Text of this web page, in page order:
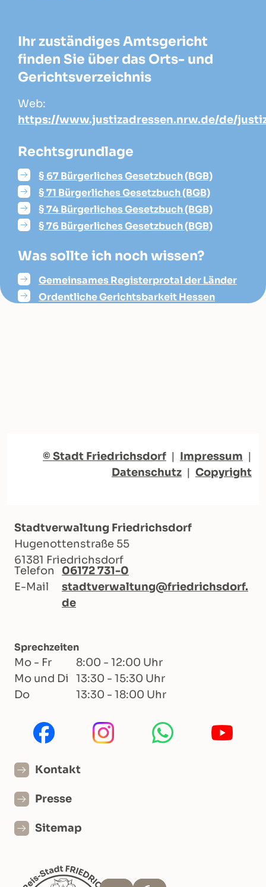
Ihr zuständiges Amtsgericht
finden Sie über das Orts- und
Gerichtsverzeichnis
Web:
https://www.justizadressen.nrw.de/de/
Rechtsgrundlage
§ 67 Bürgerliches Gesetzbuch (BGB)
§ 71 Bürgerliches Gesetzbuch (BGB)
§ 74 Bürgerliches Gesetzbuch (BGB)
§ 76 Bürgerliches Gesetzbuch (BGB)
Was sollte ich noch wissen?
Gemeinsames Registerprotal der Länder
Ordentliche Gerichtsbarkeit Hessen
© Stadt Friedrichsdorf | Impressum |
Datenschutz | Copyright
Stadtverwaltung Friedrichsdorf
Hugenottenstraße 55
61381 Friedrichsdorf
Telefon
06172 731-0
E-Mail
stadtverwaltung@friedrichsdorf.
de
Sprechzeiten
Mo - Fr
8:00 - 12:00 Uhr
Mo und Di
13:30 - 15:30 Uhr
Do
13:30 - 18:00 Uhr
Kontakt
Presse
Sitemap